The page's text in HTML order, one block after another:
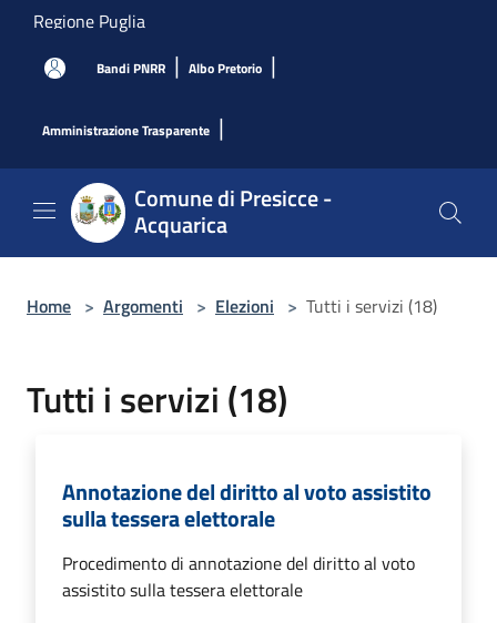
Salta al contenuto principale
Regione Puglia
Bandi PNRR | Albo Pretorio |
Amministrazione Trasparente |
Comune di Presicce -
Acquarica
Home > Argomenti > Elezioni > Tutti i servizi (18)
Tutti i servizi (18)
Annotazione del diritto al voto assistito
sulla tessera elettorale
Procedimento di annotazione del diritto al voto
assistito sulla tessera elettorale